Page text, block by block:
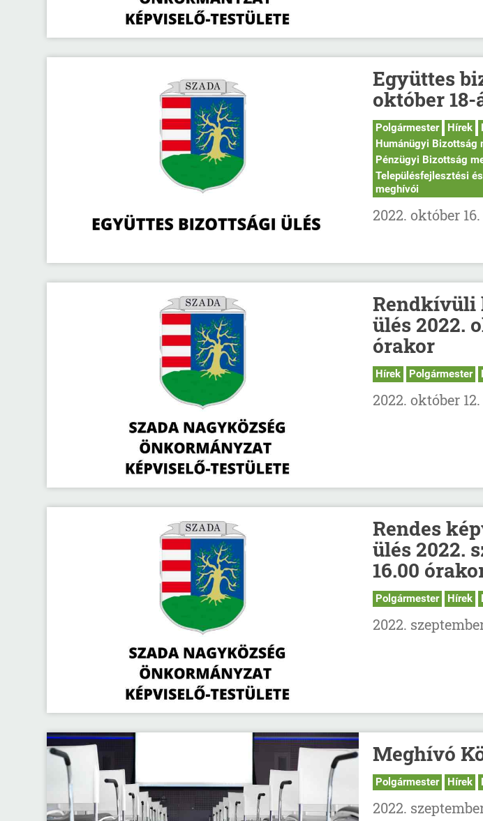
Együttes
október 18-
Polgármester Hírek
Humánügyi Bizottság
Pénzügyi Bizottság
Településfejlesztési
meghívói
2022. október 16.
Rendkívüli
ülés 2022.
órakor
Hírek Polgármester
2022. október 12.
Rendes
ülés 2022.
16.00
Polgármester Hírek
2022.
Meghívó
Polgármester Hírek
2022.